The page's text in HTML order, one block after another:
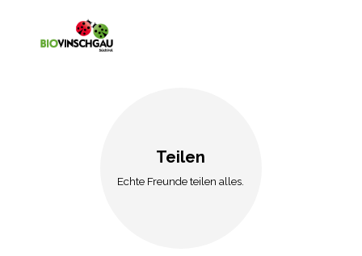
Teilen
Echte Freunde teilen alles.